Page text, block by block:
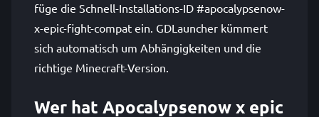
füge die Schnell-Installations-ID #apocalypsenow-
x-epic-fight-compat ein. GDLauncher kümmert
sich automatisch um Abhängigkeiten und die
richtige Minecraft-Version.
Wer hat Apocalypsenow x epic